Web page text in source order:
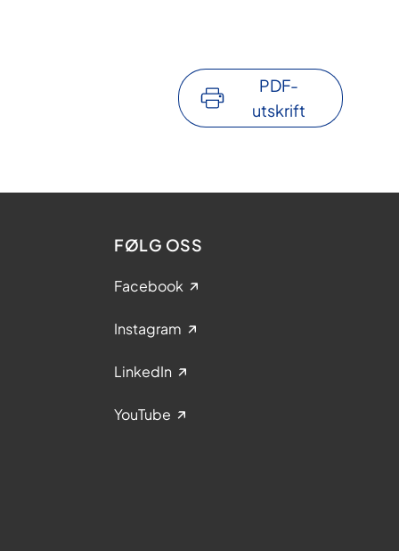
PDF-
utskrift
FØLG OSS
Facebook
Instagram
LinkedIn
YouTube